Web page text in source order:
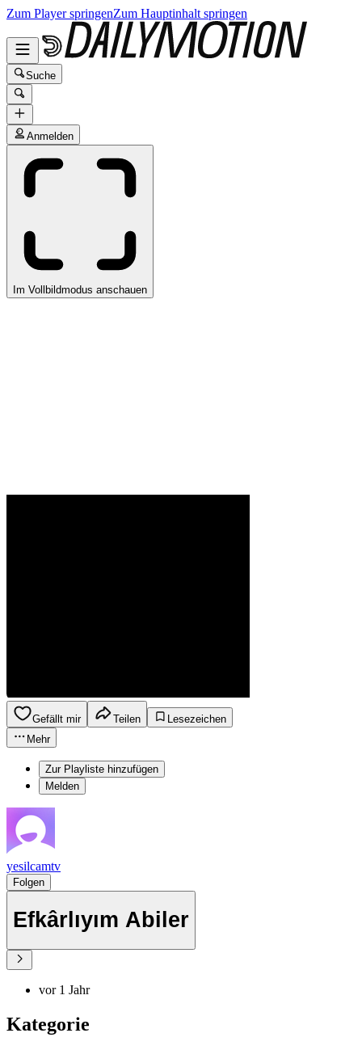
Zum Player springenZum Hauptinhalt springen
Suche
Anmelden
Im Vollbildmodus anschauen
Gefällt mir Teilen
Lesezeichen
Mehr
Zur Playliste hinzufügen
Melden
yesilcamtv
Folgen
Efkârlıyım Abiler
vor 1 Jahr
Kategorie